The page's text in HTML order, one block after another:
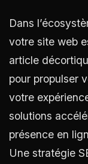
Dans
votre site web
article
pour propulser
votre
solutions
présence en
Une stratégie